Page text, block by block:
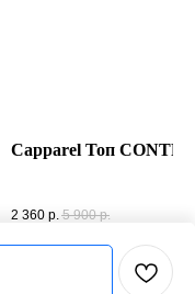
Capparel Топ
2 360 р. 5 900 р.